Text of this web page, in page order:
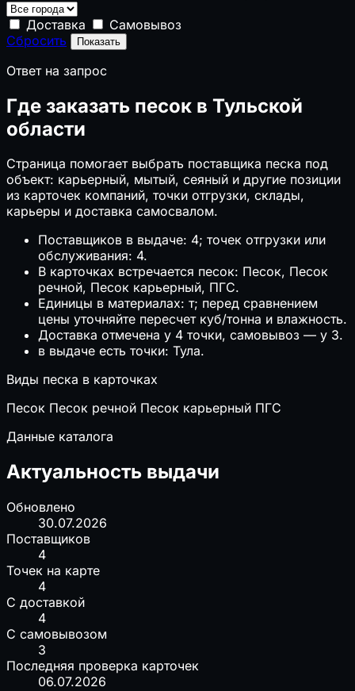
Доставка
Самовывоз
Сбросить
Показать
Ответ на запрос
Где заказать песок в Тульской
области
Страница помогает выбрать поставщика песка под
объект: карьерный, мытый, сеяный и другие позиции
из карточек компаний, точки отгрузки, склады,
карьеры и доставка самосвалом.
Поставщиков в выдаче: 4; точек отгрузки или
обслуживания: 4.
В карточках встречается песок: Песок, Песок
речной, Песок карьерный, ПГС.
Единицы в материалах: т; перед сравнением
цены уточняйте пересчет куб/тонна и влажность.
Доставка отмечена у 4 точки, самовывоз — у 3.
в выдаче есть точки: Тула.
Виды песка в карточках
Песок Песок речной Песок карьерный ПГС
Данные каталога
Актуальность выдачи
Обновлено
30.07.2026
Поставщиков
4
Точек на карте
4
С доставкой
4
С самовывозом
3
Последняя проверка карточек
06.07.2026